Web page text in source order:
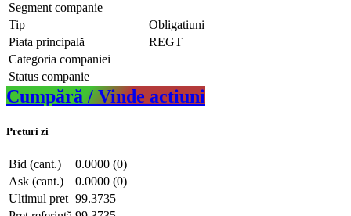
Segment companie
Tip
Obligatiuni
Piata principală
REGT
Categoria companiei
Status companie
Cumpără / Vinde actiuni
Preturi zi
Bid (cant.)
0.0000 (0)
Ask (cant.)
0.0000 (0)
Ultimul pret 99.3735